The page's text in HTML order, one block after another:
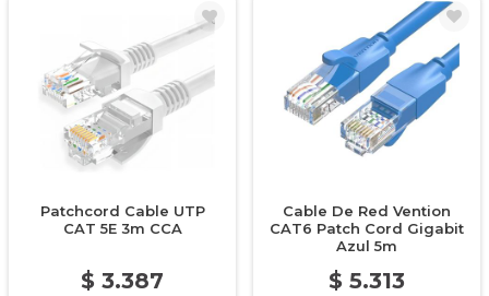
Patchcord Cable UTP
CAT 5E 3m CCA
$ 3.387
Cable De Red Vention
CAT6 Patch Cord Gigabit
Azul 5m
$ 5.313